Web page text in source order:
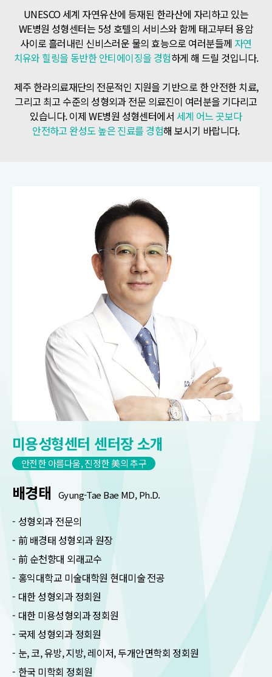
UNESCO 세계 자연유산에 등재된 한라산에 자리하고 있는
WE병원 성형센터는 5성 호텔의 서비스와 함께 태고부터용암
사이로 흘러내린 신비스러운 물의 효능으로 여러분들께 자연
치유와 힐링을 동반한 안티에이징을 경험하게 해 드릴 것입니다.
제주 한라의료재단의 전문적인 지원을 기반으로 한 안전한 치료,
그리고 최고 수준의 성형외과 전문 의료진이 여러분을 기다리고
있습니다. 이제 WE병원 성형센터에서 세계 어느 곳보다
안전하고 완성도 높은 진료를 경험해 보시기 바랍니다.
미용성형센터 센터장 소개
안전한 아름다움, 진정한 美의 추구
배경태 Gyung-Tae Bae MD, Ph.D.
성형외과 전문의
前 배경태 성형외과 원장
前 순천향대 외래교수
홍익대학교 미술대학원 현대미술 전공
대한 성형외과 정회원
대한 미용성형외과 정회원
국제 성형외과 정회원
눈, 코, 유방, 지방, 레이저, 두개안면학회 정회원
한국 미학회 정회원